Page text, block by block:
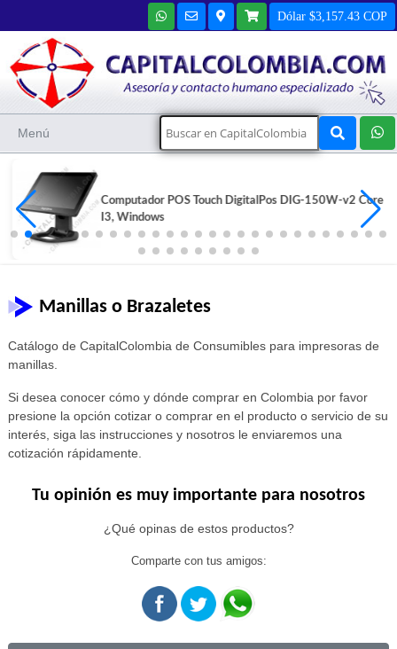
Dólar $3,157.43 COP
Menú
Computador POS Touch DigitalPos DIG-150W-v2 Core
I3, Windows
Manillas o Brazaletes
Catálogo de CapitalColombia de Consumibles para impresoras de
manillas.
Si desea conocer cómo y dónde comprar en Colombia por favor
presione la opción cotizar o comprar en el producto o servicio de su
interés, siga las instrucciones y nosotros le enviaremos una
cotización rápidamente.
Tu opinión es muy importante para nosotros
¿Qué opinas de estos productos?
Comparte con tus amigos: